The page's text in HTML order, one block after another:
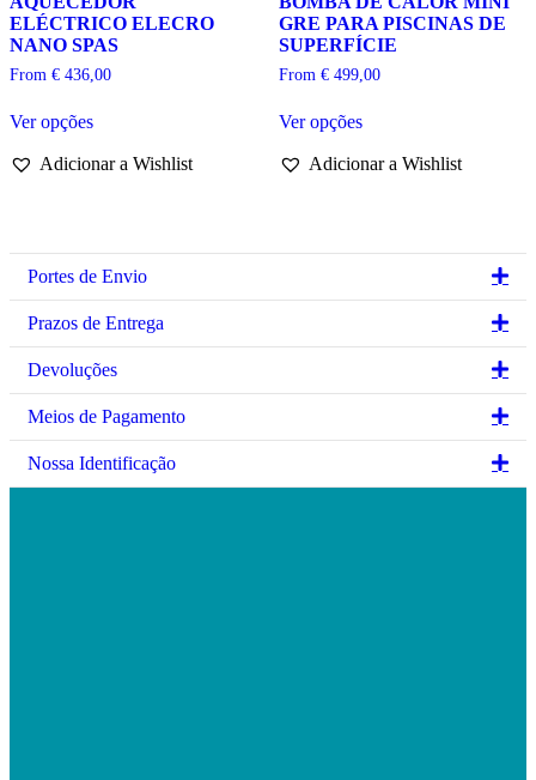
product
page
ELÉCTRICO ELECRO
NANO SPAS
From € 436,00
Ver opçõesproduct
multiple
may
be
chosen
on
product
page
Adicionar a Wishlist
GRE PARA PISCINAS DE
SUPERFÍCIE
From €499,00
Ver opçõesproduct
multiple
may
chosen
Adicionar a Wishlist
Portes de Envio
Prazos de Entrega
Devoluções
Meios de Pagamento
Nossa Identificação